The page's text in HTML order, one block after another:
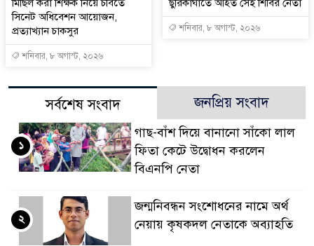
মিছিল করা শিক্ষক নিয়ে চবিতে
সিনেট অধিবেশন আয়োজন,
প্রত্যাখ্যান চাকসুর
শনিবার, ৮ অগাস্ট, ২০২৬
ছুরিকাঘাতে আহত সেই শিবির নেতা
শনিবার, ৮ অগাস্ট, ২০২৬
সর্বশেষ সংবাদ জনপ্রিয় সংবাদ
গাছ-বাঁশ দিয়ে বানানো সাঁকো লাল
ফিতা কেটে উদ্বোধন করলেন
বিএনপি নেতা
১
জন্মনিবন্ধন সংশোধনের নামে অর্থ
নেয়ায় কৃষকদল নেতাকে অব্যাহতি
২